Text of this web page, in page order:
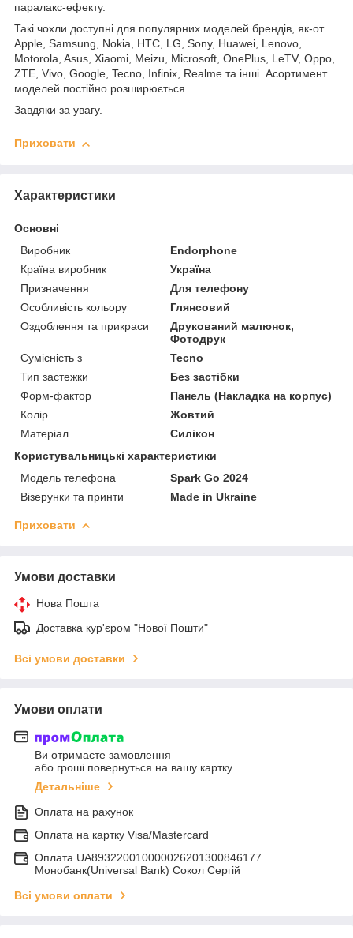
паралакс-ефекту.
Такі чохли доступні для популярних моделей брендів, як-от
Apple, Samsung, Nokia, HTC, LG, Sony, Huawei, Lenovo,
Motorola, Asus, Xiaomi, Meizu, Microsoft, OnePlus, LeTV, Oppo,
ZTE, Vivo, Google, Tecno, Infinix, Realme та інші. Асортимент
моделей постійно розширюється.
Завдяки за увагу.
Приховати
Характеристики
Основні
Виробник
Endorphone
Країна виробник
Україна
Призначення
Для телефону
Особливість кольору
Глянсовий
Оздоблення та прикраси
Друкований малюнок,
Фотодрук
Сумісність з
Tecno
Тип застежки
Без застібки
Форм-фактор
Панель (Накладка на корпус)
Колір
Жовтий
Матеріал
Силікон
Користувальницькі характеристики
Модель телефона
Spark Go 2024
Візерунки та принти
Made in Ukraine
Приховати
Умови доставки
Нова Пошта
Доставка кур'єром "Нової Пошти"
Всі умови доставки
Умови оплати
Ви отримаєте замовлення
або гроші повернуться на вашу картку
Детальніше
Оплата на рахунок
Оплата на картку Visa/Mastercard
Оплата UA893220010000026201300846177
Монобанк(Universal Bank) Сокол Сергій
Всі умови оплати